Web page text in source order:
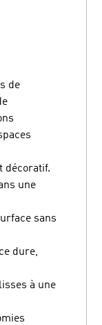
de
décoratif.
une
sans
dure,
à une